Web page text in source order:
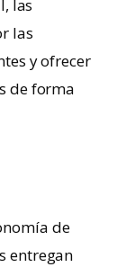
las
las
y ofrecer
de forma
de
entregan